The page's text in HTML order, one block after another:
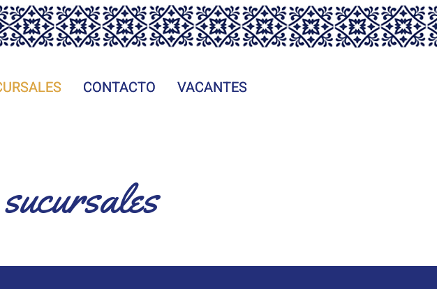
CONTACTO VACANTES
CONTACTO VACANTES